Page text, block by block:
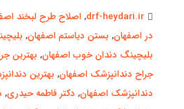
drf-heydari.ir
,اصلاح طرح لبخند
در اصفهان, بستن دیاستم اصفهان,
بلیچینگ دندان خوب اصفهان, بهترین
جراح دندانپزشک اصفهان, بهترین
دندانپزشک اصفهان, دکتر فاطمه حیدری,